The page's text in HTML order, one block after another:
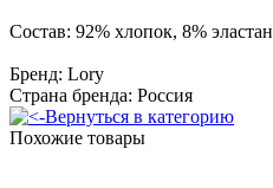
Состав: 92% хлопок, 8% эластан
Бренд: Lory
Страна бренда: Россия
Вернуться в категорию
Похожие товары